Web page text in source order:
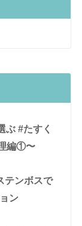
ぶ #たすく
編①〜
テンボスで
ン